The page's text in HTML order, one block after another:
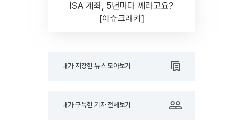
ISA 계좌, 5년마다 깨라고요?
[이슈크래커]
내가 저장한 뉴스 모아보기
내가 구독한 기자 전체보기